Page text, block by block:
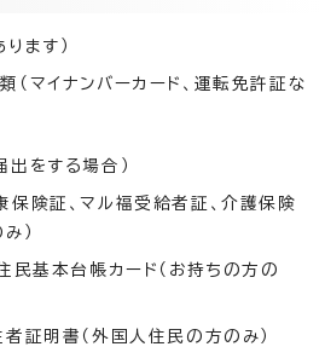
ます）
（マイナンバーカード、運転免許証な
をする場合）
保険証、マル福受給者証、介護保険
）
民基本台帳カード（お持ちの方の
証明書（外国人住民の方のみ）